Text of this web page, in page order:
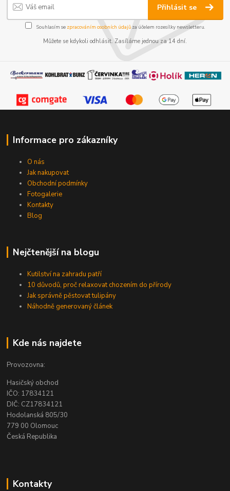
Přihlásit se
Souhlasím se zpracováním osobních údajůza účelem rozesílky newsletteru.
Můžete se kdykoli odhlásit. Zasíláme jednou za 14 dní.
Informace pro zákazníky
O nás
Jak nakupovat
Obchodní podmínky
Fotogalerie
Kontakty
Blog
Nejčtenější na blogu
Kutilství na zahradu patří
10 důvodů, proč relaxovat chozením do přírody
Jak správně pěstovat tulipány
Náhodně generovaný článek
Kde nás najdete
Provozovna:
Hasičský obchod
IČO: 17834121
DIČ: CZ17834121
Hodolanská 805/30
779 00 Olomouc
Česká Republika
Kontakty